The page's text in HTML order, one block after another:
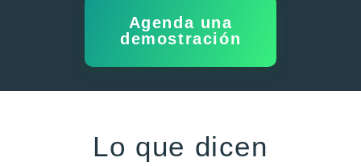
Agenda una
demostración
Lo que dicen